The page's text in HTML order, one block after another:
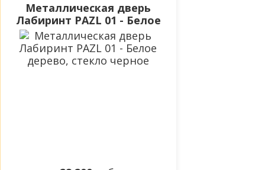
Металлическая дверь
Лабиринт PAZL 01 - Белое
дерево, стекло черное